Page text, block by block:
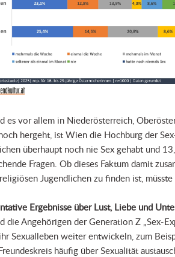
es vor allem in Niederösterreich,
hergeht, ist Wien die Hochburg der
überhaupt noch nie Sex gehabt und
Fragen. Ob dieses Faktum damit
Jugendlichen zu finden ist,
Ergebnisse über Lust, Liebe und
die Angehörigen der Generation Z „Sex-
Sexualleben weiter entwickeln, zum
häufig über Sexualität